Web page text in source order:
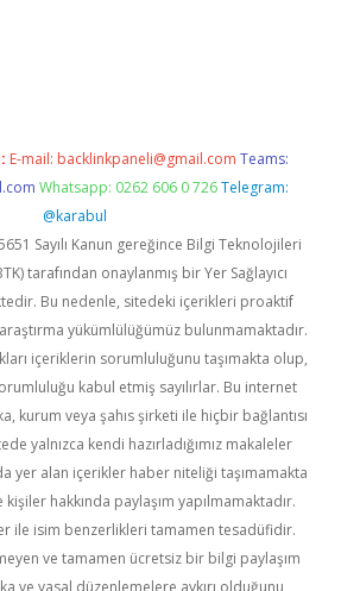
E-mail: backlinkpaneli@gmail.com Teams:
Whatsapp: 0262 606 0 726 Telegram:
@karabul
Sayılı Kanun gereğince Bilgi Teknolojileri
tarafından onaylanmış bir Yer Sağlayıcı
Bu nedenle, sitedeki içerikleri proaktif
yükümlülüğümüz bulunmamaktadır.
içeriklerin sorumluluğunu taşımakta olup,
kabul etmiş sayılırlar. Bu internet
kurum veya şahıs şirketi ile hiçbir bağlantısı
yalnızca kendi hazırladığımız makaleler
yer alan içerikler haber niteliği taşımamakta
hakkında paylaşım yapılmamaktadır.
ile isim benzerlikleri tamamen tesadüfidir.
ve tamamen ücretsiz bir bilgi paylaşım
ve yasal düzenlemelere aykırı olduğunu